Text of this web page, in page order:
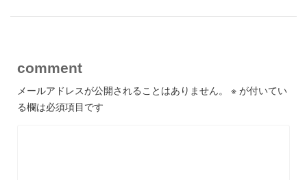
comment
メールアドレスが公開されることはありません。 ※ が付いてい
る欄は必須項目です